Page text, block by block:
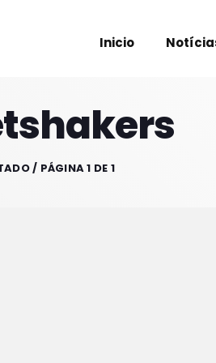
Inicio
/ PÁGINA 1 DE 1